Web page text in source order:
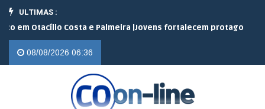
ULTIMAS :
Otacílio Costa e Palmeira |Jovens fortalecem protagonismo no
08/08/2026 06:36